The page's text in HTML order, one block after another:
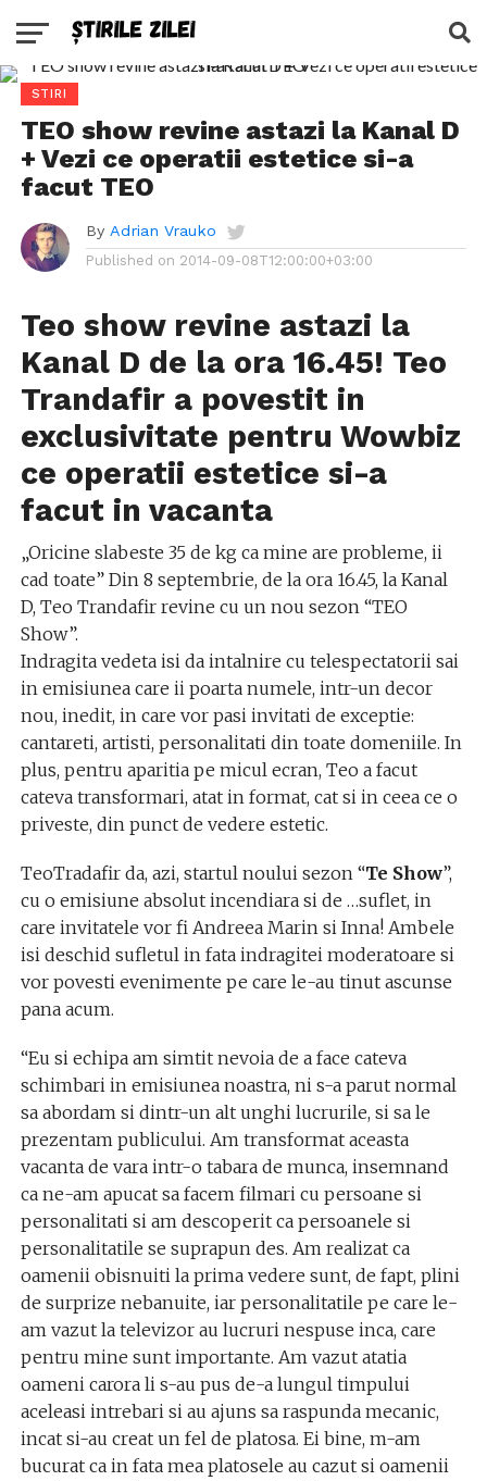
STIRI
TEO show revine astazi la Kanal D
+ Vezi ce operatii estetice si-a
facut TEO
By Adrian Vrauko
Published on 2014-09-08T12:00:00+03:00
Teo show revine astazi la
Kanal D de la ora 16.45! Teo
Trandafir a povestit in
exclusivitate pentru Wowbiz
ce operatii estetice si-a
facut in vacanta
„Oricine slabeste 35 de kg ca mine are probleme, ii
cad toate” Din 8 septembrie, de la ora 16.45, la Kanal
D, Teo Trandafir revine cu un nou sezon “TEO
Show”.
Indragita vedeta isi da intalnire cu telespectatorii sai
in emisiunea care ii poarta numele, intr-un decor
nou, inedit, in care vor pasi invitati de exceptie:
cantareti, artisti, personalitati din toate domeniile. In
plus, pentru aparitia pe micul ecran, Teo a facut
cateva transformari, atat in format, cat si in ceea ce o
priveste, din punct de vedere estetic.
TeoTradafir da, azi, startul noului sezon “Te Show”,
cu o emisiune absolut incendiara si de …suflet, in
care invitatele vor fi Andreea Marin si Inna! Ambele
isi deschid sufletul in fata indragitei moderatoare si
vor povesti evenimente pe care le-au tinut ascunse
pana acum.
“Eu si echipa am simtit nevoia de a face cateva
schimbari in emisiunea noastra, ni s-a parut normal
sa abordam si dintr-un alt unghi lucrurile, si sa le
prezentam publicului. Am transformat aceasta
vacanta de vara intr-o tabara de munca, insemnand
ca ne-am apucat sa facem filmari cu persoane si
personalitati si am descoperit ca persoanele si
personalitatile se suprapun des. Am realizat ca
oamenii obisnuiti la prima vedere sunt, de fapt, plini
de surprize nebanuite, iar personalitatile pe care le-
am vazut la televizor au lucruri nespuse inca, care
pentru mine sunt importante. Am vazut atatia
oameni carora li s-au pus de-a lungul timpului
aceleasi intrebari si au ajuns sa raspunda mecanic,
incat si-au creat un fel de platosa. Ei bine, m-am
bucurat ca in fata mea platosele au cazut si oamenii